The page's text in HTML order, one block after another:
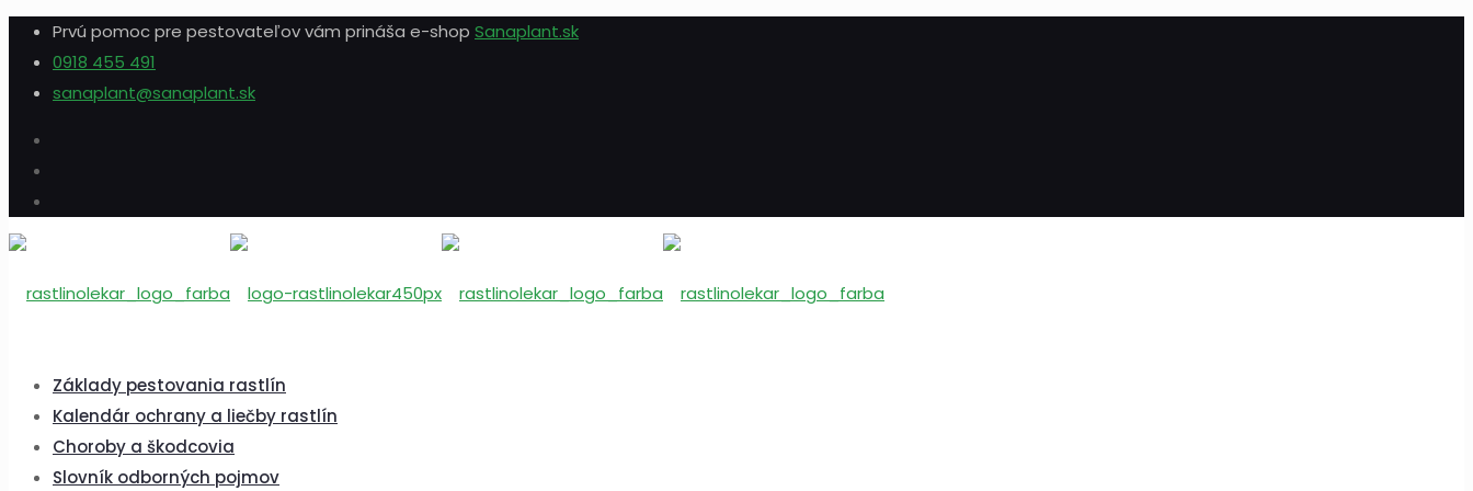
Prvú pomoc pre pestovateľov vám prináša e-shop Sanaplant.sk
0918 455 491
sanaplant@sanaplant.sk
Základy pestovania rastlín
Kalendár ochrany a liečby rastlín
Choroby a škodcovia
Slovník odborných pojmov